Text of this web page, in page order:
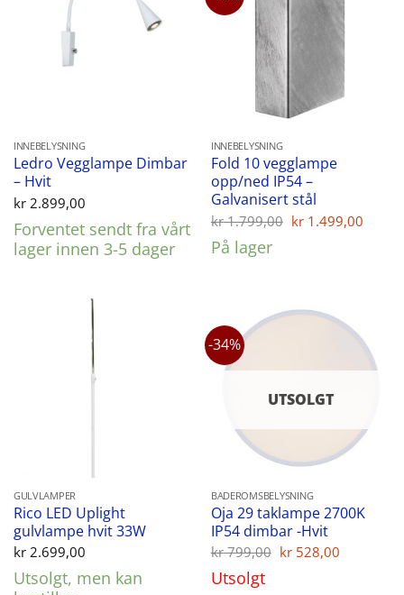
INNEBELYSNING
Ledro Vegglampe Dimbar
– Hvit
kr2.899,00
Forventet sendt fra vårt
lager innen 3-5 dager
INNEBELYSNING
Fold 10 vegglampe
opp/ned IP54 –
Galvanisert stål
kr1.799,00 Opprinnelig
kr 1.499,00
På lager
GULVLAMPER
Rico LED Uplight
gulvlampe hvit 33W
kr2.699,00
Utsolgt, men kan
-34%
UTSOLGT
BADEROMSBELYSNING
Oja 29 taklampe 2700K
IP54 dimbar -Hvit
kr799,00 Opprinnelig
kr 528,00
Utsolgt